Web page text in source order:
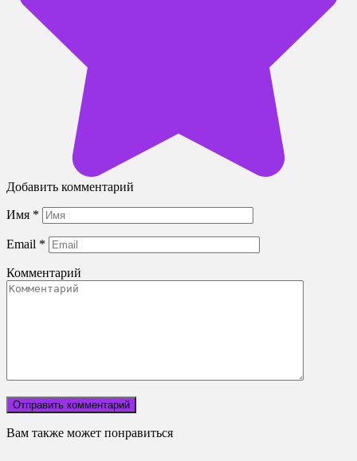
Добавить комментарий
Имя *
Email *
Комментарий
Вам также может понравиться